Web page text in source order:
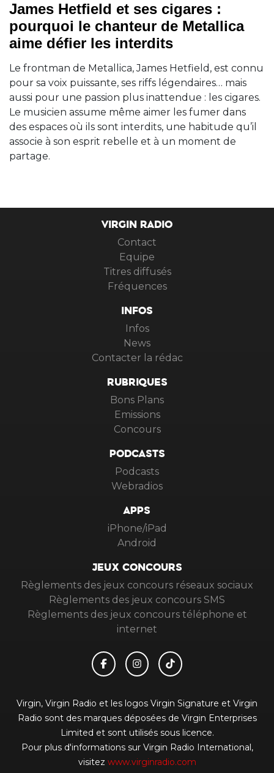
James Hetfield et ses cigares :
pourquoi le chanteur de Metallica
aime défier les interdits
Le frontman de Metallica, James Hetfield, est connu
pour sa voix puissante, ses riffs légendaires… mais
aussi pour une passion plus inattendue : les cigares.
Le musicien assume même aimer les fumer dans
des espaces où ils sont interdits, une habitude qu’il
associe à son esprit rebelle et à un moment de
partage.
VIRGIN RADIO
Contact
Equipe
Titres diffusés
Fréquences
INFOS
Infos
News
Contacter la rédac
RUBRIQUES
Bons Plans
Emissions
Concours
PODCASTS
Podcasts
Webradios
APPS
iPhone/iPad
Android
JEUX CONCOURS
Règlements des jeux concours réseaux sociaux
Règlements des jeux concours SMS
Règlements des jeux concours téléphone et
internet
Virgin, Virgin Radio et les logos Virgin Signature et Virgin
Radio sont des marques déposées de Virgin Enterprises
Limited et sont utilisés sous licence.
Pour plus d'informations sur Virgin Radio International,
visitez www.virginradio.com